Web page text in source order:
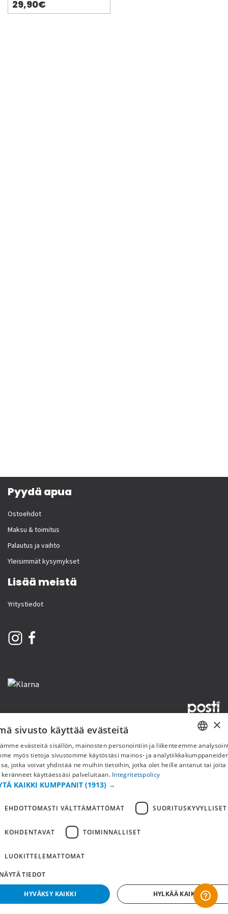
29,90€
Pyydä apua
Ostoehdot
Maksu & toimitus
Palautus ja vaihto
Yleisimmät kysymykset
Lisää meistä
Yritystiedot
Copyright © 2019 This site is Licensed to 377 Sport AB TietosuojakäytäntöEvästeet
FI
×
sivusto käyttää evästeitä
evästeitä sisällön, mainosten personointiin ja liikenteemme
myös tietoja sivustomme käytöstäsi mainos- ja
jotka voivat yhdistää ne muihin tietoihin, jotka olet heille antanut tai joita
keränneet käyttäessäsi palveluitaan. Integritetspolicy
KAIKKI KUMPPANIT (1913) →
EHDOTTOMASTI VÄLTTÄMÄTTÖMÄT SUORITUSKYVYLLISET
KOHDENTAVAT TOIMINNALLISET
LUOKITTELEMATTOMAT
TIEDOT
HYVÄKSY KAIKKI HYLKÄÄ KAIKKI